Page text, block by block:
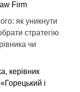
Firm
як уникнути
стратегію
чи
керівник
і